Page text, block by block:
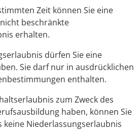
Zeit können Sie eine
beschränkte
erhalten.
dürfen Sie eine
Sie darf nur in ausdrücklichen
enthalten.
zum Zweck des
haben, können Sie
keine Niederlassungserlaubnis